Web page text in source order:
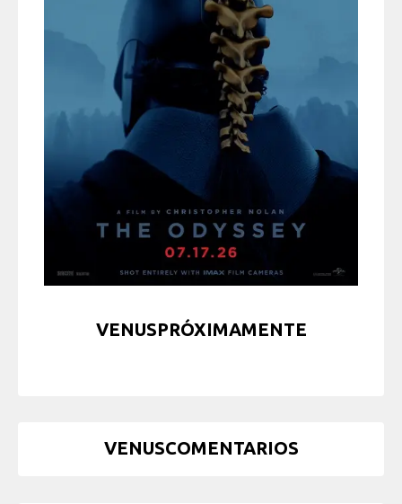
VENUSPRÓXIMAMENTE
VENUSCOMENTARIOS